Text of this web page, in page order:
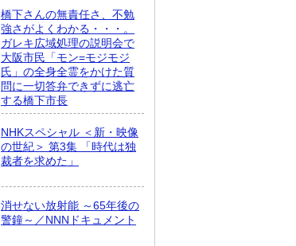
橋下さんの無責任さ、不勉
強さがよくわかる・・・。
ガレキ広域処理の説明会で
大阪市民「モン=モジモジ
氏」の全身全霊をかけた質
問に一切答弁できずに逃亡
する橋下市長
NHKスペシャル ＜新・映像
の世紀＞ 第3集 「時代は独
裁者を求めた」
消せない放射能 ～65年後の
警鐘～／NNNドキュメント